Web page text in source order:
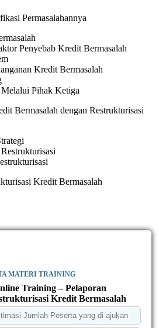
Permasalahannya
Penyebab Kredit Bermasalah
Kredit Bermasalah
Pihak Ketiga
Bermasalah dengan Restrukturisasi
Kredit Bermasalah
MATERI TRAINING
Training – Pelaporan
Kredit Bermasalah